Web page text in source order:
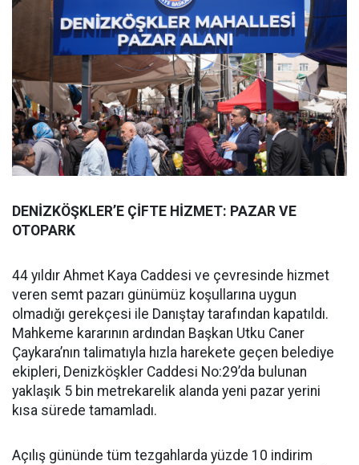
DENİZKÖŞKLER’E ÇİFTE HİZMET: PAZAR VE
OTOPARK
44 yıldır Ahmet Kaya Caddesi ve çevresinde hizmet
veren semt pazarı günümüz koşullarına uygun
olmadığı gerekçesi ile Danıştay tarafından kapatıldı.
Mahkeme kararının ardından Başkan Utku Caner
Çaykara’nın talimatıyla hızla harekete geçen belediye
ekipleri, Denizköşkler Caddesi No:29’da bulunan
yaklaşık 5 bin metrekarelik alanda yeni pazar yerini
kısa sürede tamamladı.
Açılış gününde tüm tezgahlarda yüzde 10 indirim